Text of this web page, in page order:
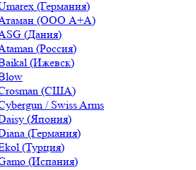
(Германия)
(ООО А+А)
(Дания)
(Россия)
(Ижевск)
(США)
/ Swiss Arms
(Япония)
(Германия)
(Турция)
(Испания)